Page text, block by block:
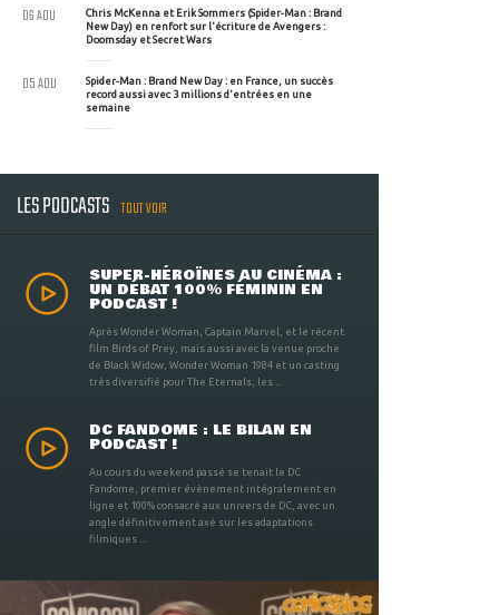
Chris McKenna et Erik Sommers (Spider-Man : Brand
New Day) en renfort sur l'écriture de Avengers :
Doomsday et Secret Wars
06 AOU
Spider-Man : Brand New Day : en France, un succès
record aussi avec 3 millions d'entrées en une
semaine
05 AOU
LES PODCASTS TOUT VOIR
SUPER-HÉROÏNES AU CINÉMA :
UN DÉBAT 100% FÉMININ EN
PODCAST !
Après Wonder Woman, Captain Marvel, et le récent
film Birds of Prey, mais aussi avec la venue proche
de Black Widow, Wonder Woman 1984 et un casting
très diversifié pour The Eternals, les ...
DC FANDOME : LE BILAN EN
PODCAST !
Au cours du weekend passé se tenait le DC
Fandome, premier évènement intégralement en
ligne et 100% consacré aux univers de DC, avec un
angle définitivement axé sur les adaptations
filmiques ...